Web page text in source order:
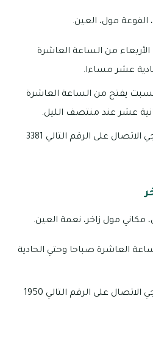
الفوعة مول، العين.
الأربعاء من الساعة العاشرة
عشر مساءا.
يفتح من الساعة العاشرة
عشر عند منتصف الليل.
لمزيد من المعلومات يرجي الاتصال على الرقم التالي 3381
مكاني مول زاخر، نعمة العين.
العاشرة صباحا وحتي الحادية
لمزيد من المعلومات يرجي الاتصال على الرقم التالي 1950